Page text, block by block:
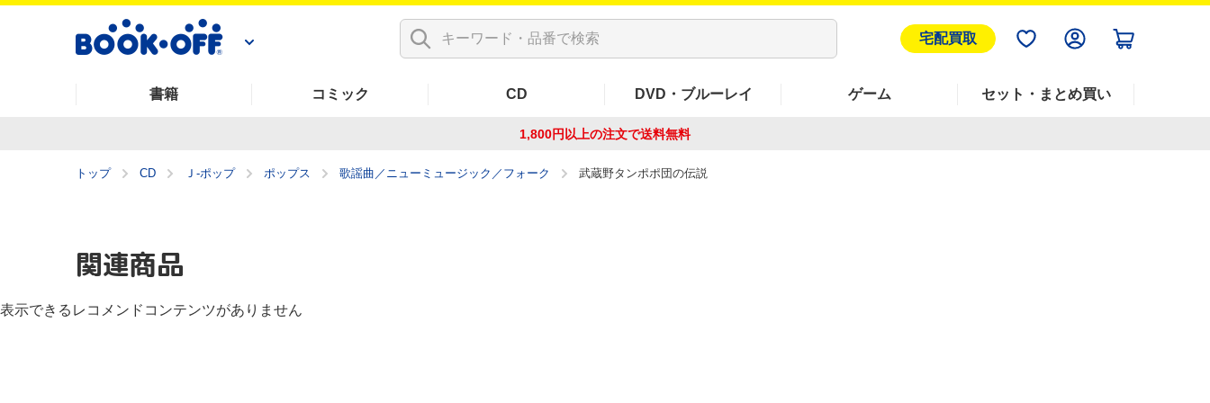
宅配買取
書籍 コミック CD DVD・ブルーレイ ゲーム セット・まとめ買い
1,800円以上の注文で送料無料
トップ CD Ｊ‐ポップ ポップス 歌謡曲／ニューミュージック／フォーク 武蔵野タンポポ団の伝説
関連商品
表示できるレコメンドコンテンツがありません